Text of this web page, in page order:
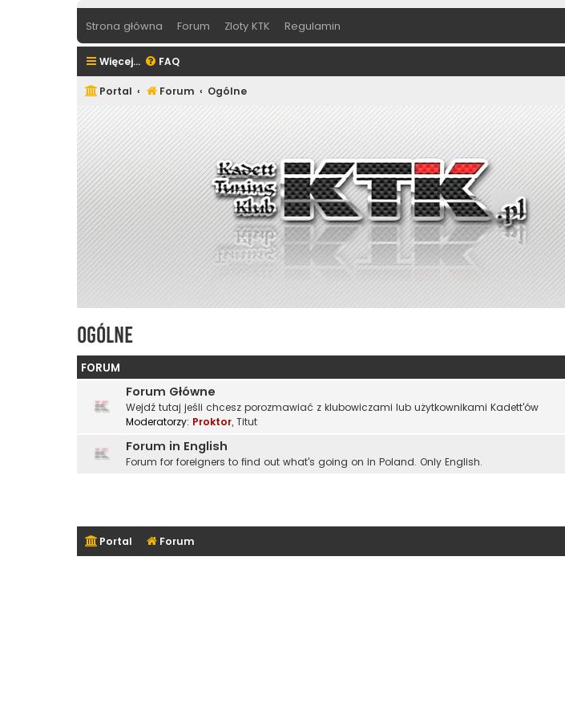
Strona główna Forum Zloty KTK Regulamin
Więcej… FAQ
Portal Forum Ogólne
Ogólne
FORUM
Forum Główne
Wejdź tutaj jeśli chcesz porozmawiać z klubowiczami lub użytkownikami Kadett'ów
Moderatorzy: Proktor, Titut
Forum in English
Forum for foreigners to find out what's going on in Poland. Only English.
Portal Forum